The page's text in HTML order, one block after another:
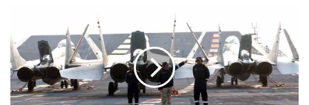
बाद
INS
विक्रांत
शामिल
हुई